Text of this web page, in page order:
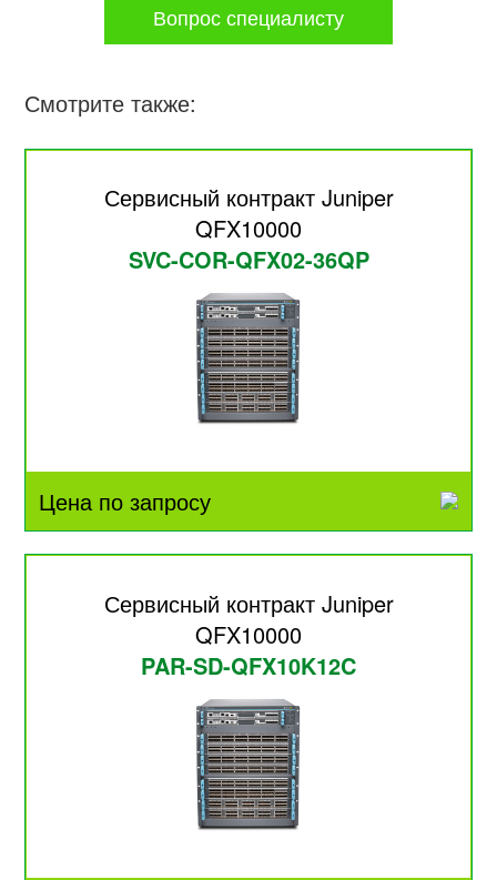
Вопрос специалисту
Смотрите также:
Сервисный контракт Juniper
QFX10000
SVC-COR-QFX02-36QP
Цена по запросу
Сервисный контракт Juniper
QFX10000
PAR-SD-QFX10K12C